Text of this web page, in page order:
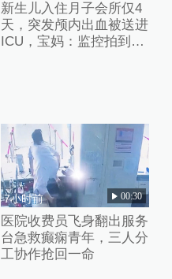
新生儿入住月子会所仅4
天，突发颅内出血被送进
ICU，宝妈：监控拍到护
7小时前 00:30
医院收费员飞身翻出服务
台急救癫痫青年，三人分
工协作抢回一命